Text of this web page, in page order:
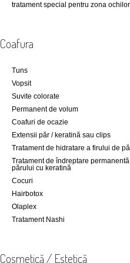
tratament special pentru zona ochilor
Coafura
Tuns
Vopsit
Suvite colorate
Permanent de volum
Coafuri de ocazie
Extensii păr / keratină sau clips
Tratament de hidratare a firului de
Tratament de îndreptare
părului cu keratină
Cocuri
Hairbotox
Olaplex
Tratament Nashi
Cosmetică / Estetică